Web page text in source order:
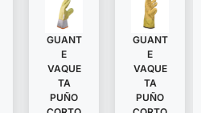
GUANT
E
VAQUE
TA
PUÑO
GUANT
E
VAQUE
TA
PUÑO